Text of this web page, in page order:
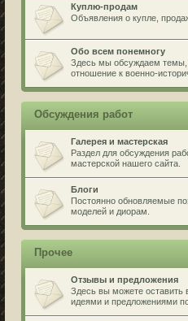
Куплю-продам
Объявления о купле,
Обо всем понемногу
Здесь мы обсуждаем
отношение к военно-
Обсуждения работ
Галерея и мастерская
Раздел для обсуждения
мастерской нашего сайта.
Блоги
Постоянно обновляемые
моделей и диорам.
Прочее
Отзывы и предложения
Здесь вы можете
идеями и предложениями